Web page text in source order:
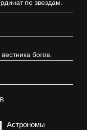
по звездам.
богов.
Астрономы